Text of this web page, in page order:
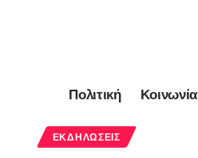
Πολιτική Κοινωνία
ΕΚΔΗΛΏΣΕΙΣ